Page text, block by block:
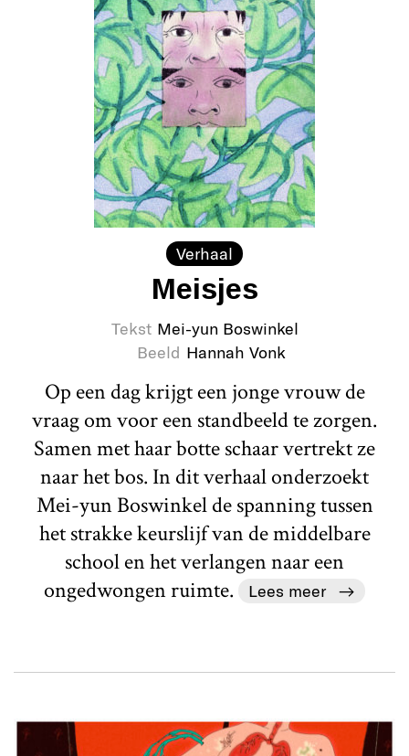
Verhaal
Meisjes
Tekst Mei-yun Boswinkel
Beeld Hannah Vonk
Op een dag krijgt een jonge vrouw de
vraag om voor een standbeeld te zorgen.
Samen met haar botte schaar vertrekt ze
naar het bos. In dit verhaal onderzoekt
Mei-yun Boswinkel de spanning tussen
het strakke keurslijf van de middelbare
school en het verlangen naar een
ongedwongen ruimte.
Lees meer